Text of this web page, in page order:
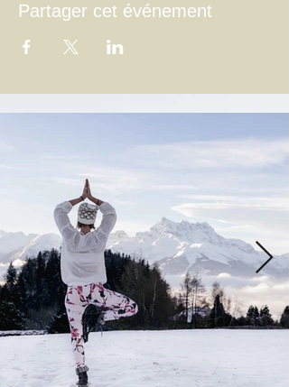
Partager cet événement